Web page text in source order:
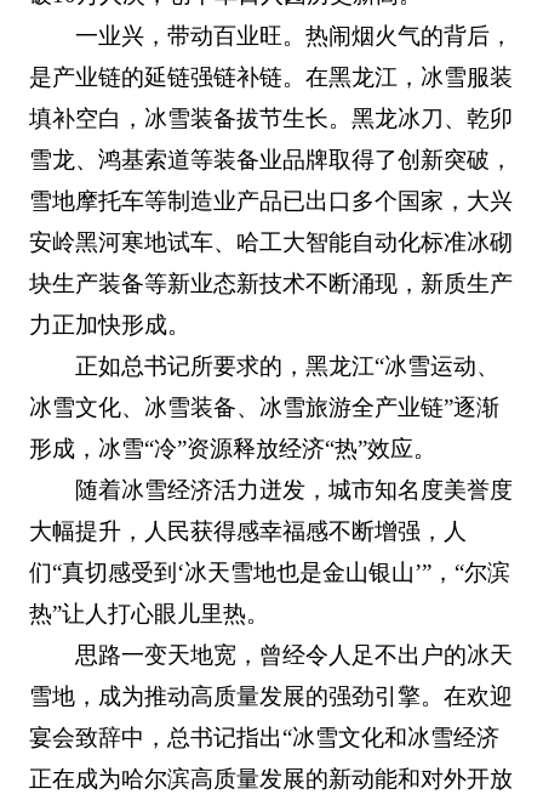
一业兴，带动百业旺。热闹烟火气的背后，
是产业链的延链强链补链。在黑龙江，冰雪服装
填补空白，冰雪装备拔节生长。黑龙冰刀、乾卯
雪龙、鸿基索道等装备业品牌取得了创新突破，
雪地摩托车等制造业产品已出口多个国家，大兴
安岭黑河寒地试车、哈工大智能自动化标准冰砌
块生产装备等新业态新技术不断涌现，新质生产
力正加快形成。
正如总书记所要求的，黑龙江“冰雪运动、
冰雪文化、冰雪装备、冰雪旅游全产业链”逐渐
形成，冰雪“冷”资源释放经济“热”效应。
随着冰雪经济活力迸发，城市知名度美誉度
大幅提升，人民获得感幸福感不断增强，人
们“真切感受到‘冰天雪地也是金山银山’”，“尔滨
热”让人打心眼儿里热。
思路一变天地宽，曾经令人足不出户的冰天
雪地，成为推动高质量发展的强劲引擎。在欢迎
宴会致辞中，总书记指出“冰雪文化和冰雪经济
正在成为哈尔滨高质量发展的新动能和对外开放